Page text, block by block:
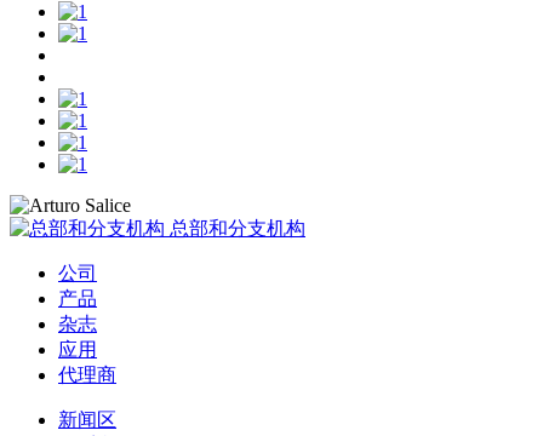
总部和分支机构
公司
产品
杂志
应用
代理商
新闻区